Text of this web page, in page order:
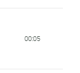
00:05